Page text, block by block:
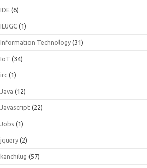
IDE (6)
ILUGC (1)
Information Technology (31)
IoT (34)
irc (1)
Java (12)
Javascript (22)
Jobs (1)
jquery (2)
kanchilug (57)